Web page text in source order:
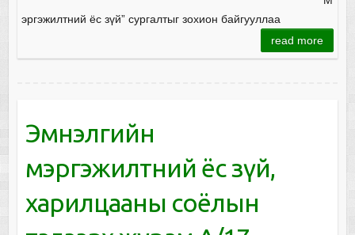
эргэжилтний ёс зүй” сургалтыг зохион байгууллаа
read more
Эмнэлгийн
мэргэжилтний ёс зүй,
харилцааны соёлын